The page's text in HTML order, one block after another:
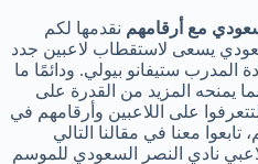
مع أرقامهم نقدمها لكم
يسعى لاستقطاب لاعبين جدد
المدرب ستيفانو بيولي. ودائمًا ما
يمنحه المزيد من القدرة على
على اللاعبين وأرقامهم في
معنا في مقالنا التالي
نادي النصر السعودي للموسم